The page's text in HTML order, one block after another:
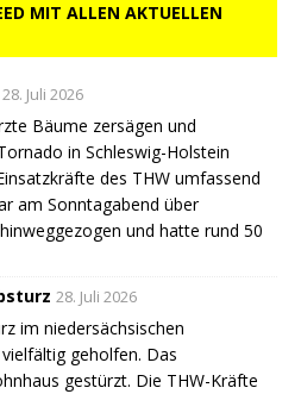
MIT ALLEN AKTUELLEN
28. Juli 2026
Bäume zersägen und
in Schleswig-Holstein
des THW umfassend
am Sonntagabend über
und hatte rund 50
28. Juli 2026
im niedersächsischen
geholfen. Das
gestürzt. Die THW-Kräfte